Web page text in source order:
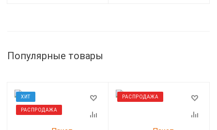
Популярные товары
ХИТ
РАСПРОДАЖА
РАСПРОДАЖА